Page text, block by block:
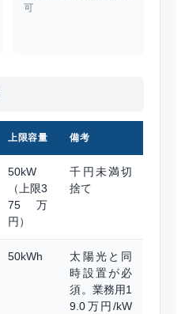
可
上限容量 備考
50kW
（上限3
75万
円）
千円未満切
捨て
50kWh
太陽光と同
時設置が必
須。業務用1
9.0万円/kW